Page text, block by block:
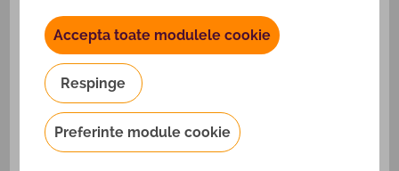
Hotararea Guvernului nr. 15/2016 pentru aprobarea
Normelor metodologice de aplicare a prevederilor Legii nr.
248/2015 privind stimularea participarii in invatamantul
prescolar a copiilor provenind din familii defavorizate si a
procedurii de acordare a tichetelor sociale pentru gradinita
a fost publicata in Monitorul Oficial, Partea I, nr. 54 din 25
ianuarie 2016.
Accepta toate modulele cookie
Respinge
Preferinte module cookie